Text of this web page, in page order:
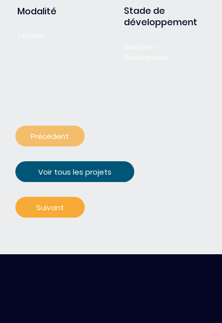
Modalité
Stade de
développement
Précédent
Voir tous les projets